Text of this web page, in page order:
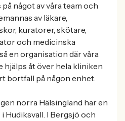
något av våra team och
av läkare,
kuratorer, skötare,
och medicinska
en organisation där våra
hjälps åt över hela kliniken
bortfall på någon enhet.
norra Hälsingland har en
Hudiksvall. I Bergsjö och